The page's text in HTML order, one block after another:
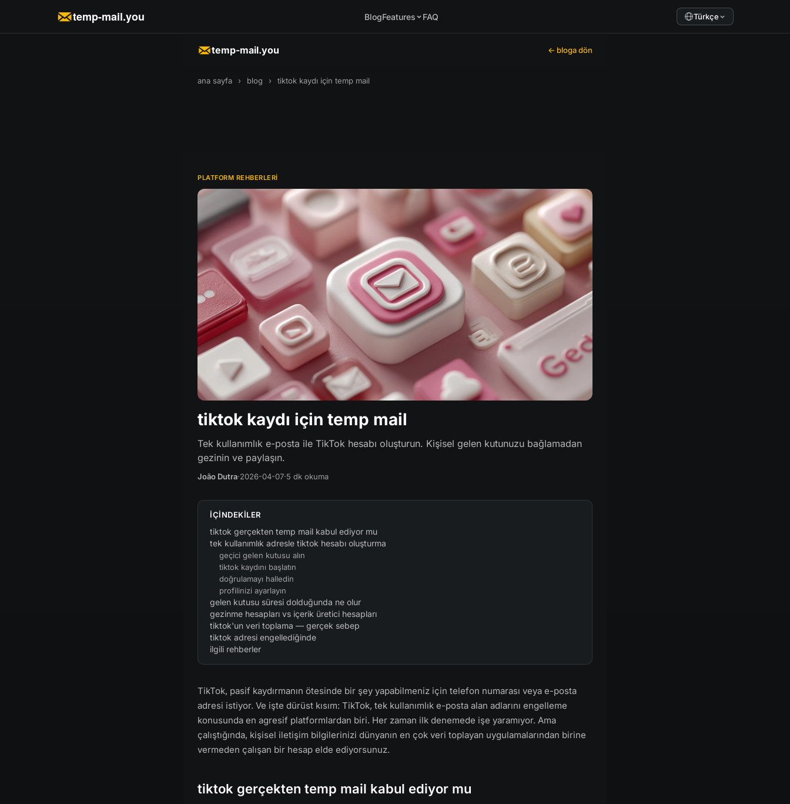
temp-mail.you BlogFeatures FAQ Türkçe
temp-mail.you ← bloga dön
ana sayfa › blog › tiktok kaydı için temp mail
PLATFORM REHBERLERI
tiktok kaydı için temp mail
Tek kullanımlık e-posta ile TikTok hesabı oluşturun. Kişisel gelen kutunuzu bağlamadan
gezinin ve paylaşın.
João Dutra·2026-04-07·5 dk okuma
IÇINDEKILER
tiktok gerçekten temp mail kabul ediyor mu
tek kullanımlık adresle tiktok hesabı oluşturma
geçici gelen kutusu alın
tiktok kaydını başlatın
doğrulamayı halledin
profilinizi ayarlayın
gelen kutusu süresi dolduğunda ne olur
gezinme hesapları vs içerik üretici hesapları
tiktok'un veri toplama — gerçek sebep
tiktok adresi engellediğinde
ilgili rehberler
TikTok, pasif kaydırmanın ötesinde bir şey yapabilmeniz için telefon numarası veya e-posta
adresi istiyor. Ve işte dürüst kısım: TikTok, tek kullanımlık e-posta alan adlarını engelleme
konusunda en agresif platformlardan biri. Her zaman ilk denemede işe yaramıyor. Ama
çalıştığında, kişisel iletişim bilgilerinizi dünyanın en çok veri toplayan uygulamalarından birine
vermeden çalışan bir hesap elde ediyorsunuz.
tiktok gerçekten temp mail kabul ediyor mu